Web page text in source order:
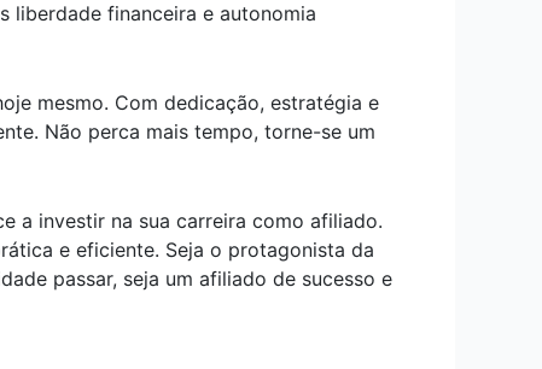
liberdade financeira e autonomia
mesmo. Com dedicação, estratégia e
Não perca mais tempo, torne-se um
a investir na sua carreira como afiliado.
e eficiente. Seja o protagonista da
passar, seja um afiliado de sucesso e